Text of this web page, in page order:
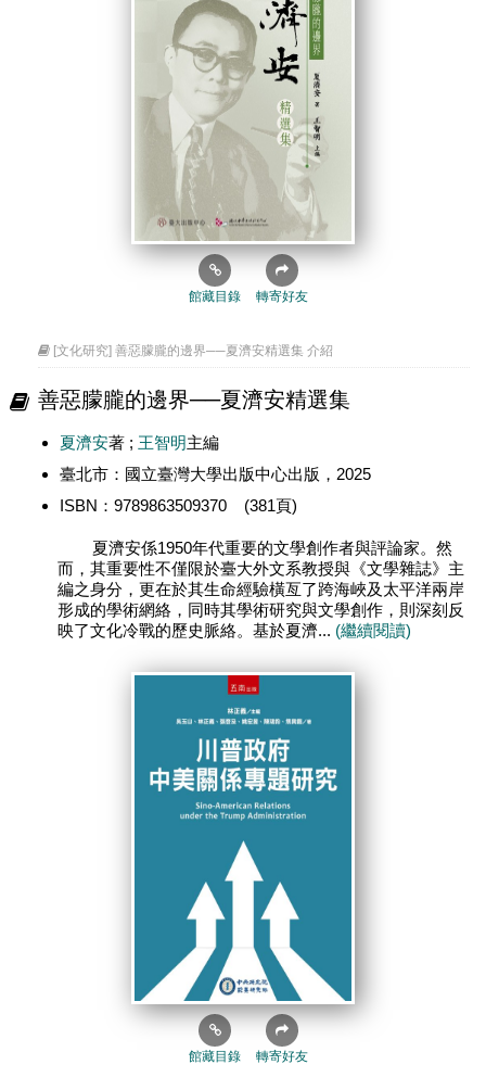
館藏目錄 轉寄好友
[文化研究] 善惡朦朧的邊界──夏濟安精選集 介紹
善惡朦朧的邊界──夏濟安精選集
夏濟安著 ; 王智明主編
臺北市：國立臺灣大學出版中心出版，2025
ISBN：9789863509370 (381頁)
夏濟安係1950年代重要的文學創作者與評論家。然
而，其重要性不僅限於臺大外文系教授與《文學雜誌》主
編之身分，更在於其生命經驗橫亙了跨海峽及太平洋兩岸
形成的學術網絡，同時其學術研究與文學創作，則深刻反
映了文化冷戰的歷史脈絡。基於夏濟... (繼續閱讀)
館藏目錄 轉寄好友